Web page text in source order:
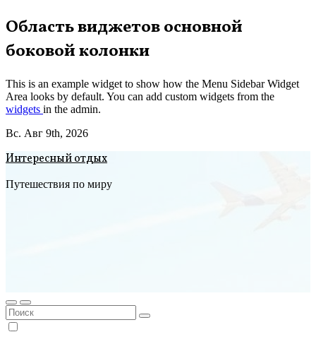
Перейти
к
содержимому
Область виджетов основной
боковой колонки
This is an example widget to show how the Menu Sidebar Widget
Area looks by default. You can add custom widgets from the
widgets in the admin.
Вс. Авг 9th, 2026
Интересный отдых
Путешествия по миру